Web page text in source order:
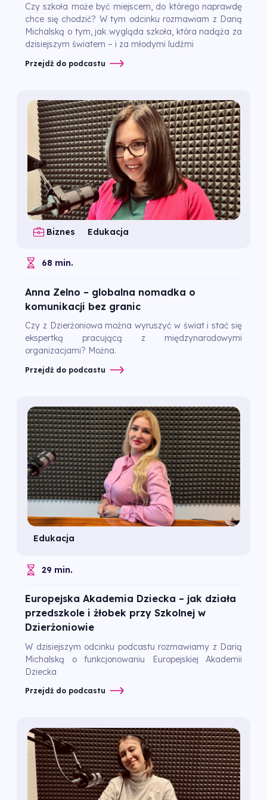
Czy szkoła może być miejscem, do którego naprawdę
chce się chodzić? W tym odcinku rozmawiam z Darią
Michalską o tym, jak wygląda szkoła, która nadąża za
dzisiejszym światem – i za młodymi ludźmi
Przejdź do podcastu
Biznes Edukacja
68 min.
Anna Zelno – globalna nomadka o
komunikacji bez granic
Czy z Dzierżoniowa można wyruszyć w świat i stać się
ekspertką pracującą z międzynarodowymi
organizacjami? Można.
Przejdź do podcastu
Edukacja
29 min.
Europejska Akademia Dziecka – jak działa
przedszkole i żłobek przy Szkolnej w
Dzierżoniowie
W dzisiejszym odcinku podcastu rozmawiamy z Darią
Michalską o funkcjonowaniu Europejskiej Akademii
Dziecka
Przejdź do podcastu